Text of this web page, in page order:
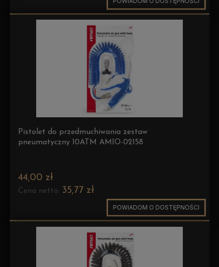
Pistolet do przedmuchiwania zestaw
pneumatyczny 10ATM AMIO-02158
44,00 zł
Cena netto: 35,77 zł
POWIADOM O DOSTĘPNOŚCI